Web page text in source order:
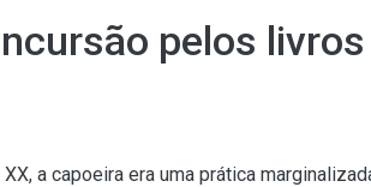
pelos
a capoeira era uma prática